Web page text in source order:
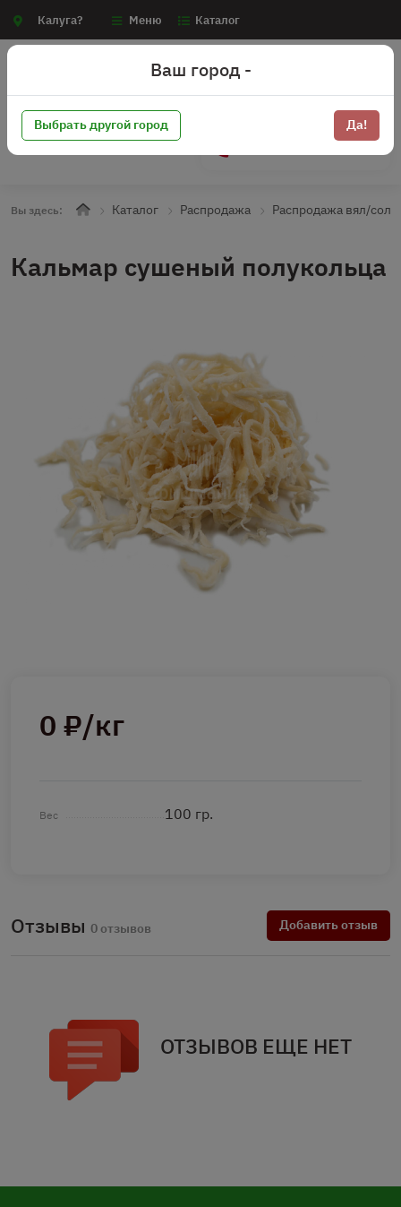
Калуга? Меню Каталог
Вы здесь: Каталог Распродажа Распродажа вял/сол
Кальмар сушеный полукольца
0 ₽/кг
Вес 100 гр.
Отзывы 0 отзывов Добавить отзыв
ОТЗЫВОВ ЕЩЕ НЕТ
Ваш город -
Выбрать другой город Да!